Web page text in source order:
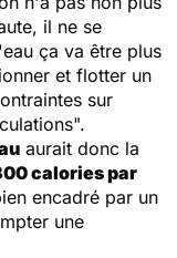
il ne se
ça va être plus
et flotter un
sur
".
aurait donc la
calories par
encadré par un
une